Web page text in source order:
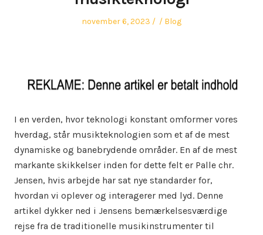
Posted
november 6, 2023 Author
Posted
Blog
I en verden, hvor teknologi konstant omformer vores
hverdag, står musikteknologien som et af de mest
dynamiske og banebrydende områder. En af de mest
markante skikkelser inden for dette felt er Palle chr.
Jensen, hvis arbejde har sat nye standarder for,
hvordan vi oplever og interagerer med lyd. Denne
artikel dykker ned i Jensens bemærkelsesværdige
rejse fra de traditionelle musikinstrumenter til